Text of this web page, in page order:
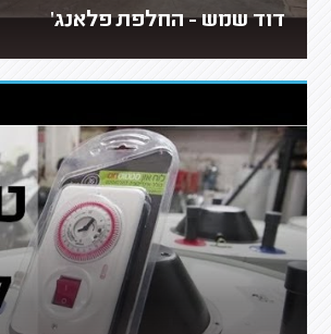
דוד שמש - החלפת פלאנג'